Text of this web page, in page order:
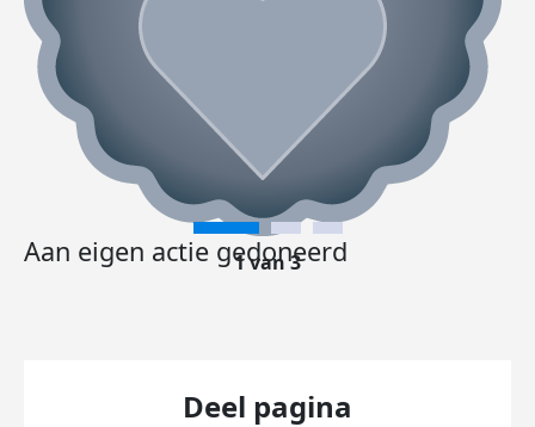
Aan eigen actie gedoneerd
1 van 3
Deel pagina